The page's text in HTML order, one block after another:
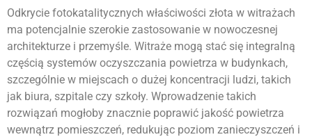
Odkrycie fotokatalitycznych właściwości złota w witrażach
ma potencjalnie szerokie zastosowanie w nowoczesnej
architekturze i przemyśle. Witraże mogą stać się integralną
częścią systemów oczyszczania powietrza w budynkach,
szczególnie w miejscach o dużej koncentracji ludzi, takich
jak biura, szpitale czy szkoły. Wprowadzenie takich
rozwiązań mogłoby znacznie poprawić jakość powietrza
wewnątrz pomieszczeń, redukując poziom zanieczyszczeń i